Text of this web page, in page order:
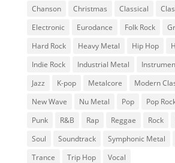
Chanson
Christmas Classical
Electronic
Eurodance Folk Rock
Hard Rock
Heavy Metal Hip Hop
Indie Rock
Industrial Metal
Jazz
K-pop Metalcore Modern
New Wave
Nu Metal Pop Pop
Punk
R&B Rap Reggae Rock
Soul
Soundtrack Symphonic Metal
Trance
Trip Hop Vocal